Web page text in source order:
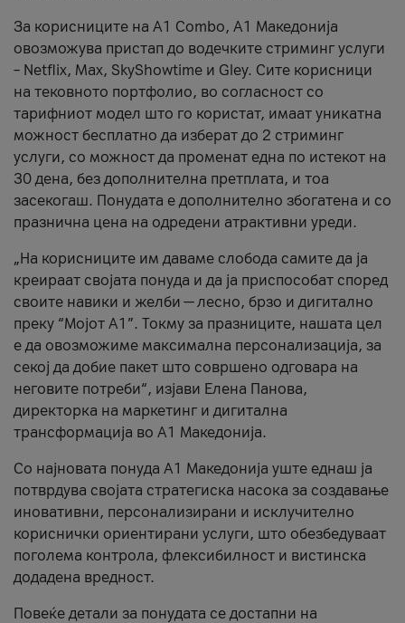
За корисниците на A1 Combo, А1 Македонија
овозможува пристап до водечките стриминг услуги
– Netflix, Max, SkyShowtime и Gley. Сите корисници
на тековното портфолио, во согласност со
тарифниот модел што го користат, имаат уникатна
можност бесплатно да изберат до 2 стриминг
услуги, со можност да променат една по истекот на
30 дена, без дополнителна претплата, и тоа
засекогаш. Понудата е дополнително збогатена и со
празнична цена на одредени атрактивни уреди.
„На корисниците им даваме слобода самите да ја
креираат својата понуда и да ја приспособат според
своите навики и желби — лесно, брзо и дигитално
преку “Мојот А1”. Токму за празниците, нашата цел
е да овозможиме максимална персонализација, за
секој да добие пакет што совршено одговара на
неговите потреби“, изјави Елена Панова,
директорка на маркетинг и дигитална
трансформација во А1 Македонија.
Со најновата понуда А1 Македонија уште еднаш ја
потврдува својата стратегиска насока за создавање
иновативни, персонализирани и исклучително
кориснички ориентирани услуги, што обезбедуваат
поголема контрола, флексибилност и вистинска
додадена вредност.
Повеќе детали за понудата се достапни на